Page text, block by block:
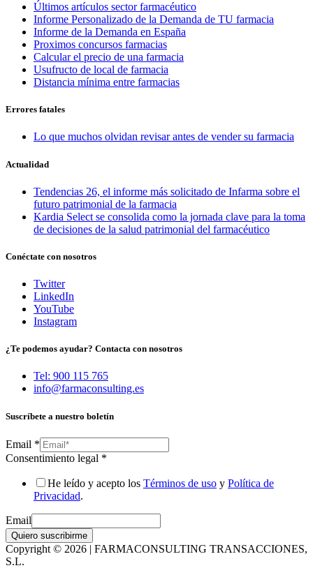
Últimos artículos sector farmacéutico
Informe Personalizado de la Demanda de TU farmacia
Informe de la Demanda en España
Proximos concursos farmacias
Calcular el precio de una farmacia
Usufructo de local de farmacia
Distancia mínima entre farmacias
Errores fatales
Lo que muchos olvidan revisar antes de vender su farmacia
Actualidad
Tendencias 26, el informe más solicitado de Infarma sobre el
futuro patrimonial de la farmacia
Kardia Select se consolida como la jornada clave para la toma
de decisiones de la salud patrimonial del farmacéutico
Conéctate con nosotros
Twitter
LinkedIn
YouTube
Instagram
¿Te podemos ayudar? Contacta con nosotros
Tel: 900 115 765
info@farmaconsulting.es
Suscríbete a nuestro boletín
Email *
Consentimiento legal *
He leído y acepto los Términos de uso y Política de
Privacidad.
Email
Quiero suscribirme
Copyright © 2026 | FARMACONSULTING TRANSACCIONES,
S.L.